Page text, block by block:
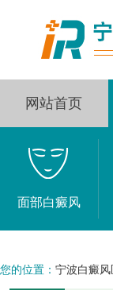
网站首页
面部白癜风
您的位置： 宁波白癜风